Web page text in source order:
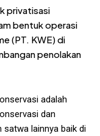
privatisasi
bentuk operasi
(PT. KWE) di
penolakan
adalah
dan
lainnya baik di